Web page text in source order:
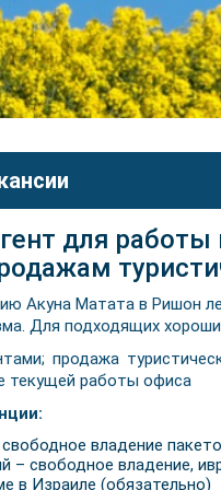
для
Акуна Матата в Ришон
Для подходящих
продажа
текущей работы офиса
владение
– свободное владение,
в Израиле (обязательно)